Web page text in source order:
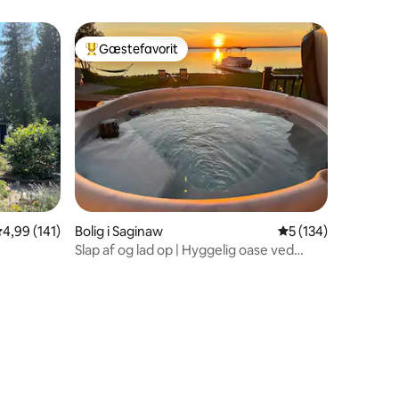
ud af 5 i gennemsnitlig bedømmelse, 141 omtaler
4,99 (141)
Bedste gæstefavorit
Gæstefavorit
Bolig i Saginaw 5 ud af 5 i
5 (134)
Slap af og lad op | Hyggelig oase ved